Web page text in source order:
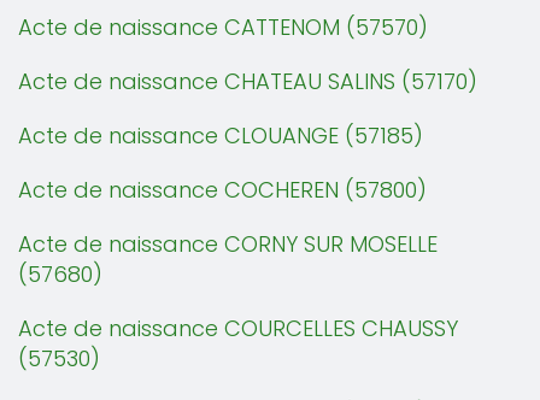
Acte de naissance CATTENOM (57570)
Acte de naissance CHATEAU SALINS (57170)
Acte de naissance CLOUANGE (57185)
Acte de naissance COCHEREN (57800)
Acte de naissance CORNY SUR MOSELLE
(57680)
Acte de naissance COURCELLES CHAUSSY
(57530)